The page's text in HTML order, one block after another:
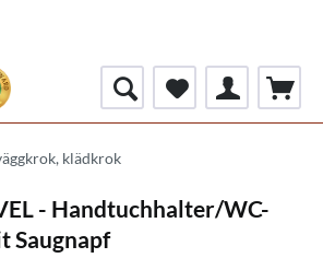
klädkrok
- Handtuchhalter/WC-
Saugnapf